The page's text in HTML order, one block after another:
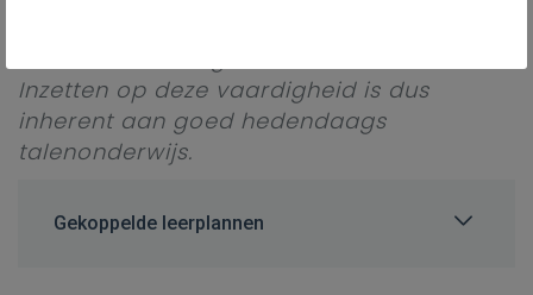
Inzetten op deze vaardigheid is dus
inherent aan goed hedendaags
talenonderwijs.
Gekoppelde leerplannen